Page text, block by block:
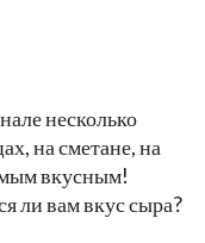
несколько
на сметане, на
вкусным!
ли вам вкус сыра?